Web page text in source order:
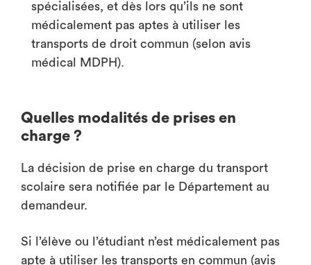
spécialisées, et dès lors qu’ils ne sont
médicalement pas aptes à utiliser les
transports de droit commun (selon avis
médical MDPH).
Quelles modalités de prises en
charge ?
La décision de prise en charge du transport
scolaire sera notifiée par le Département au
demandeur.
Si l’élève ou l’étudiant n’est médicalement pas
apte à utiliser les transports en commun (avis